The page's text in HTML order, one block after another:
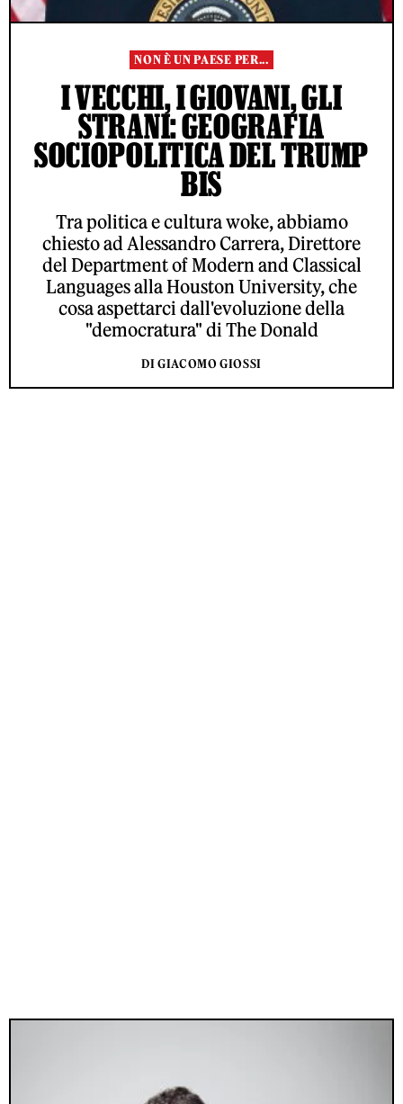
NON È UN PAESE PER...
I VECCHI, I GIOVANI, GLI
STRANI: GEOGRAFIA
SOCIOPOLITICA DEL TRUMP
BIS
Tra politica e cultura woke, abbiamo
chiesto ad Alessandro Carrera, Direttore
del Department of Modern and Classical
Languages alla Houston University, che
cosa aspettarci dall'evoluzione della
"democratura" di The Donald
DI GIACOMO GIOSSI